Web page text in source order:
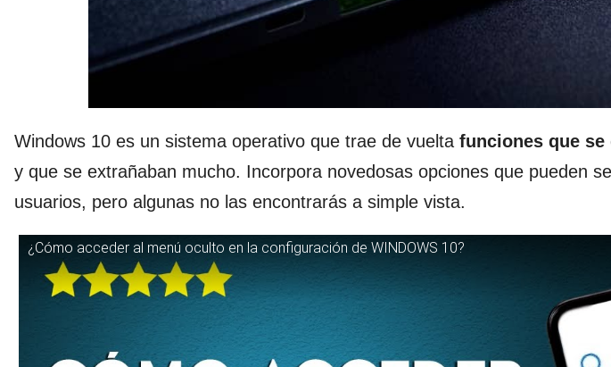
Windows 10 es un sistema operativo que trae de vuelta funciones que se
y que se extrañaban mucho. Incorpora novedosas opciones que pueden
usuarios, pero algunas no las encontrarás a simple vista.
¿Cómo acceder al menú oculto en la configuración de WINDOWS 10?